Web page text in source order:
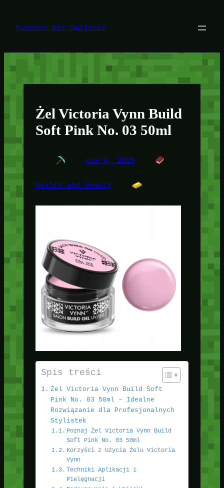
treści
Finanse Bez Owijania
Żel Victoria Vynn Build
Soft Pink No. 03 50ml
cze 6, 2025
Health and beauty
Spis treści
Żel Victoria Vynn Build Soft
Pink No. 03 50ml – Idealne
Rozwiązanie dla Profesjonalnych
Stylistek
Poznaj Żel Victoria Vynn Build
Soft Pink No. 03 50ml
Korzyści z Użycia Żelu Victoria
Vynn
Techniki Aplikacji i
Pielęgnacji